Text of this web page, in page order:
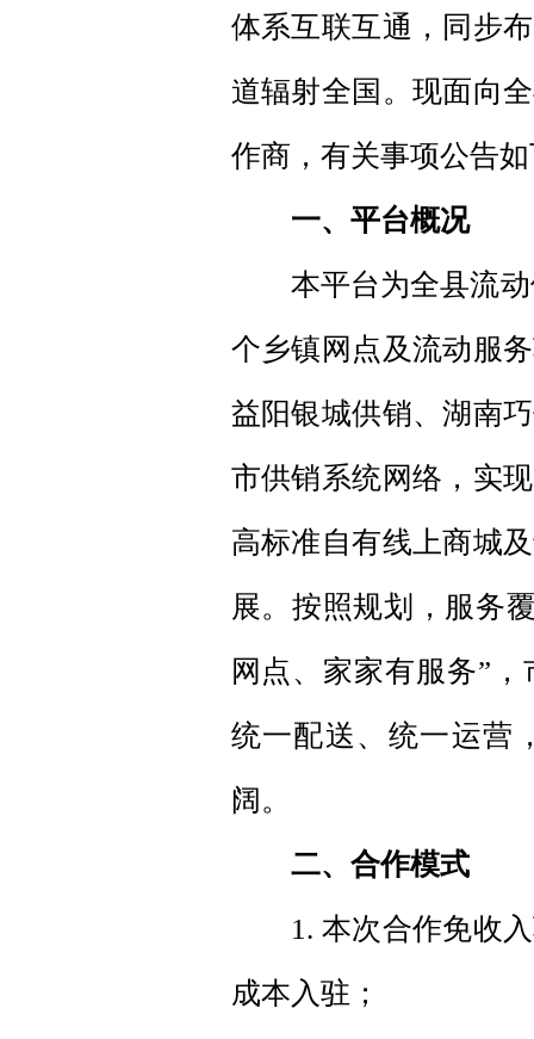
体系互联互通，同步
道辐射全国。现面向
作商，有关事项公告
一、平台概况
本平台为全县流动
个乡镇网点及流动服
益阳银城供销、湖南
市供销系统网络，实
高标准自有线上商城
展。按照规划，服务
网点、家家有服务”
统一配送、统一运营
阔。
二、合作模式
1. 本次合作免收入
成本入驻；